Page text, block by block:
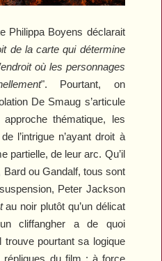
Philippa Boyens déclarait
de la carte qui détermine
où les personnages
". Pourtant, on
De Smaug s’articule
approche thématique, les
l’intrigue n’ayant droit à
partielle, de leur arc. Qu’il
Bard ou Gandalf, tous sont
Peter Jackson
au noir plutôt qu’un délicat
cliffangher a de quoi
trouve pourtant sa logique
répliques du film : à force